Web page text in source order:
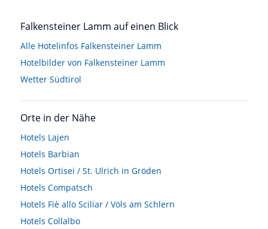
Falkensteiner Lamm auf einen Blick
Alle Hotelinfos Falkensteiner Lamm
Hotelbilder von Falkensteiner Lamm
Wetter Südtirol
Orte in der Nähe
Hotels Lajen
Hotels Barbian
Hotels Ortisei / St. Ulrich in Gröden
Hotels Compatsch
Hotels Fiè allo Sciliar / Völs am Schlern
Hotels Collalbo